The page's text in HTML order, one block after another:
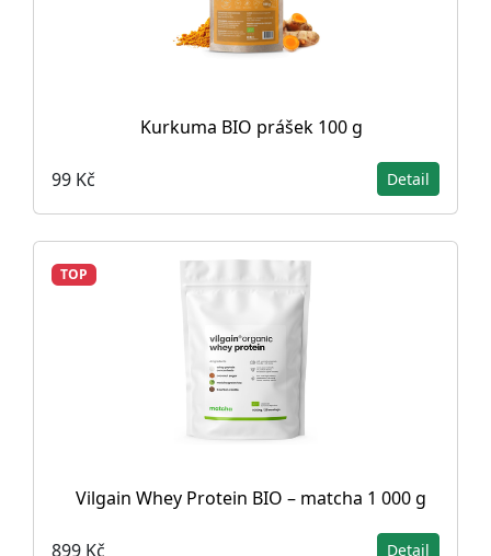
Kurkuma BIO prášek 100 g
99 Kč Detail
TOP
Vilgain Whey Protein BIO – matcha 1 000 g
899 Kč Detail